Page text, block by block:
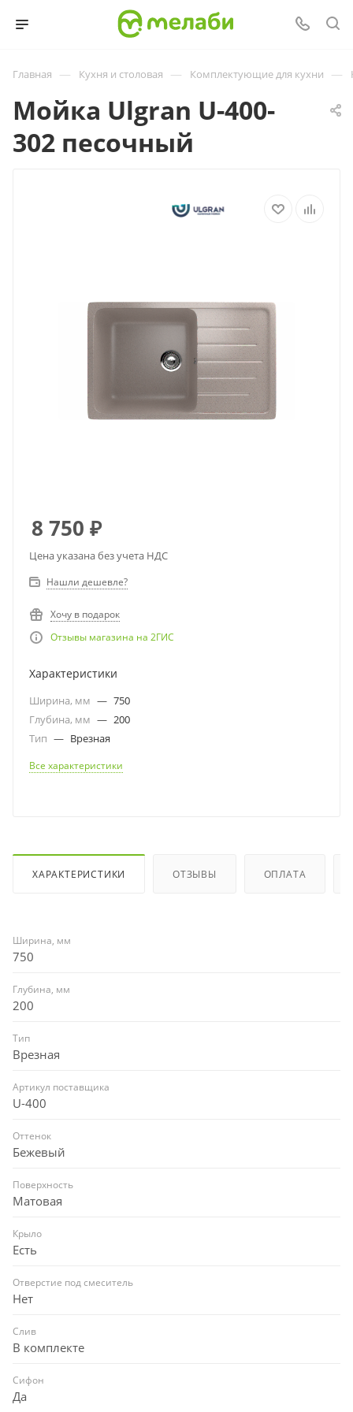
Главная — Кухня и столовая — Комплектующие для кухни —
Мойка Ulgran U-400-
302 песочный
8 750 ₽
Цена указана без учета НДС
Нашли дешевле?
Хочу в подарок
Отзывы магазина на 2ГИС
Характеристики
Ширина, мм — 750
Глубина, мм — 200
Тип — Врезная
Все характеристики
ХАРАКТЕРИСТИКИ ОТЗЫВЫ ОПЛАТА
Ширина, мм
750
Глубина, мм
200
Тип
Врезная
Артикул поставщика
U-400
Оттенок
Бежевый
Поверхность
Матовая
Крыло
Есть
Отверстие под смеситель
Нет
Слив
В комплекте
Сифон
Да